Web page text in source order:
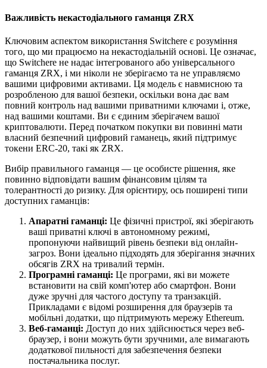
Важливість некастодіального гаманця ZRX
Ключовим аспектом використання Switchere є розуміння
того, що ми працюємо на некастодіальній основі. Це означає,
що Switchere не надає інтегрованого або універсального
гаманця ZRX, і ми ніколи не зберігаємо та не управляємо
вашими цифровими активами. Ця модель є навмисною та
розробленою для вашої безпеки, оскільки вона дає вам
повний контроль над вашими приватними ключами і, отже,
над вашими коштами. Ви є єдиним зберігачем вашої
криптовалюти. Перед початком покупки ви повинні мати
власний безпечний цифровий гаманець, який підтримує
токени ERC-20, такі як ZRX.
Вибір правильного гаманця — це особисте рішення, яке
повинно відповідати вашим фінансовим цілям та
толерантності до ризику. Для орієнтиру, ось поширені типи
доступних гаманців:
Апаратні гаманці: Це фізичні пристрої, які зберігають
ваші приватні ключі в автономному режимі,
пропонуючи найвищий рівень безпеки від онлайн-
загроз. Вони ідеально підходять для зберігання значних
обсягів ZRX на тривалий термін.
Програмні гаманці: Це програми, які ви можете
встановити на свій комп'ютер або смартфон. Вони
дуже зручні для частого доступу та транзакцій.
Прикладами є відомі розширення для браузерів та
мобільні додатки, що підтримують мережу Ethereum.
Веб-гаманці: Доступ до них здійснюється через веб-
браузер, і вони можуть бути зручними, але вимагають
додаткової пильності для забезпечення безпеки
постачальника послуг.